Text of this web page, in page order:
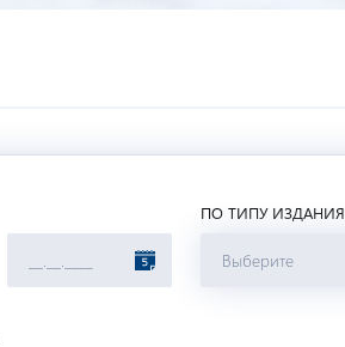
ПО ТИПУ ИЗДАНИЯ
Выберите